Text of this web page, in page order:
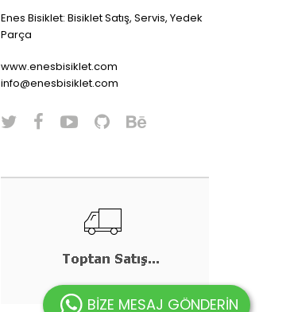
Enes Bisiklet: Bisiklet Satış, Servis, Yedek
Parça
www.enesbisiklet.com
info@enesbisiklet.com
BİZE MESAJ GÖNDERİN